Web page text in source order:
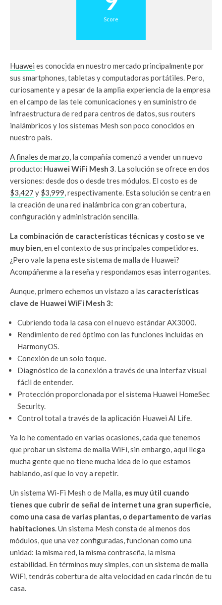
Score
Huawei es conocida en nuestro mercado principalmente por
sus smartphones, tabletas y computadoras portátiles. Pero,
curiosamente y a pesar de la amplia experiencia de la empresa
en el campo de las tele comunicaciones y en suministro de
infraestructura de red para centros de datos, sus routers
inalámbricos y los sistemas Mesh son poco conocidos en
nuestro país.
A finales de marzo, la compañía comenzó a vender un nuevo
producto: Huawei WiFi Mesh 3. La solución se ofrece en dos
versiones: desde dos o desde tres módulos. El costo es de
$3,427 y $3,999, respectivamente. Esta solución se centra en
la creación de una red inalámbrica con gran cobertura,
configuración y administración sencilla.
La combinación de características técnicas y costo se ve
muy bien, en el contexto de sus principales competidores.
¿Pero vale la pena este sistema de malla de Huawei?
Acompáñenme a la reseña y respondamos esas interrogantes.
Aunque, primero echemos un vistazo a las características
clave de Huawei WiFi Mesh 3:
Cubriendo toda la casa con el nuevo estándar AX3000.
Rendimiento de red óptimo con las funciones incluidas en
HarmonyOS.
Conexión de un solo toque.
Diagnóstico de la conexión a través de una interfaz visual
fácil de entender.
Protección proporcionada por el sistema Huawei HomeSec
Security.
Control total a través de la aplicación Huawei AI Life.
Ya lo he comentado en varias ocasiones, cada que tenemos
que probar un sistema de malla WiFi, sin embargo, aquí llega
mucha gente que no tiene mucha idea de lo que estamos
hablando, así que lo voy a repetir.
Un sistema Wi-Fi Mesh o de Malla, es muy útil cuando
tienes que cubrir de señal de internet una gran superficie,
como una casa de varias plantas, o departamento de varias
habitaciones. Un sistema Mesh consta de al menos dos
módulos, que una vez configuradas, funcionan como una
unidad: la misma red, la misma contraseña, la misma
estabilidad. En términos muy simples, con un sistema de malla
WiFi, tendrás cobertura de alta velocidad en cada rincón de tu
casa.